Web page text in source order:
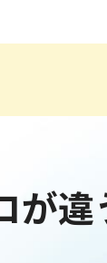
が違